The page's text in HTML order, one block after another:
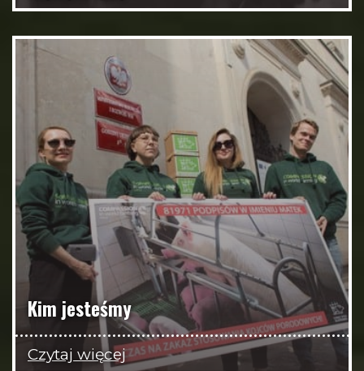
Kim jesteśmy
Czytaj więcej